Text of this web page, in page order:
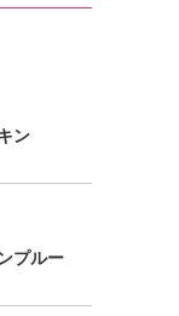
ン
プルー